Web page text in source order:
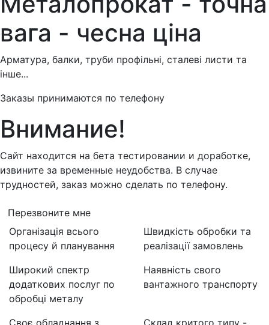
вага - чесна ціна
Арматура, балки, труби профільні, сталеві листи та
інше...
Заказы принимаются по телефону
Внимание!
Сайт находится на бета тестировании и доработке,
извините за временные неудобства. В случае
трудностей, заказ можно сделать по телефону.
Перезвоните мне
Організація всього
процесу й планування
Швидкість обробки та
реалізації замовлень
Широкий спектр
додаткових послуг по
обробці металу
Наявність свого
вантажного транспорту
Своє обладнання з Склад критого типу -